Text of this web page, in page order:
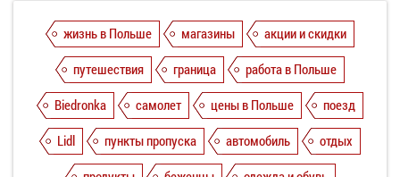
жизнь в Польше магазины
акции и скидки
путешествия
граница
работа в Польше
Biedronka
самолет цены в Польше
поезд
Lidl
пункты пропуска автомобиль
отдых